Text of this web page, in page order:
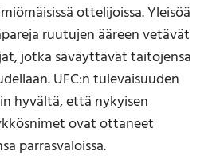
ottelijoissa. Yleisöä
ruutujen ääreen vetävät
jotka säväyttävät taitojensa
UFC:n tulevaisuuden
hyvältä, että nykyisen
ovat ottaneet
parrasvaloissa.